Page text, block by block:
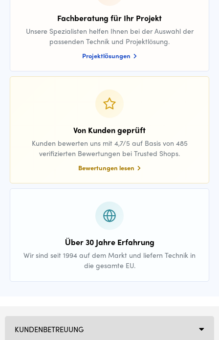
Fachberatung für Ihr Projekt
Unsere Spezialisten helfen Ihnen bei der Auswahl der
passenden Technik und Projektlösung.
Projektlösungen
Von Kunden geprüft
Kunden bewerten uns mit 4,7/5 auf Basis von 485
verifizierten Bewertungen bei Trusted Shops.
Bewertungen lesen
Über 30 Jahre Erfahrung
Wir sind seit 1994 auf dem Markt und liefern Technik in
die gesamte EU.
KUNDENBETREUUNG